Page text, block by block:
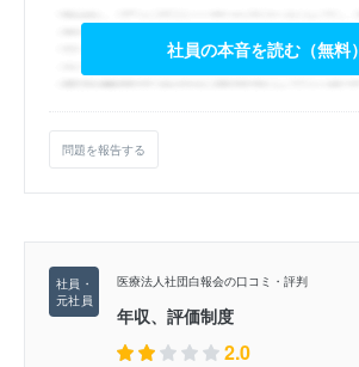
社員の本音を読む（無料）
問題を報告する
医療法人社団白報会の口コミ・評判
年収、評価制度
2.0